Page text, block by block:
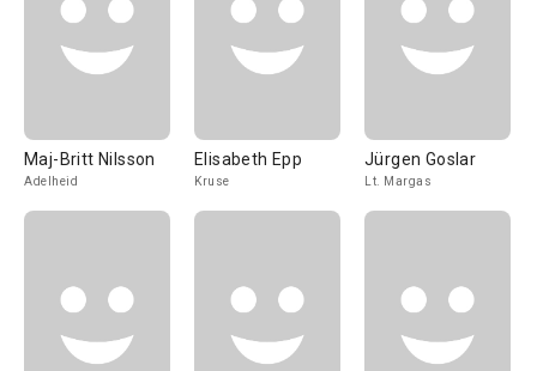
Maj-Britt Nilsson
Adelheid
Elisabeth Epp
Kruse
Jürgen Goslar
Lt. Margas